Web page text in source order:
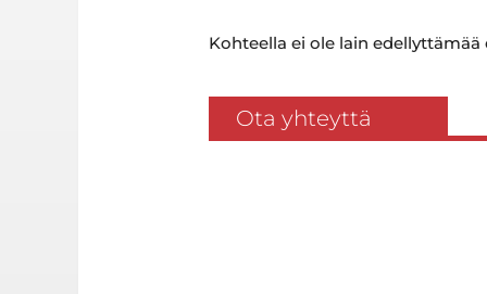
Kohteella ei ole lain
Ota yhteyttä